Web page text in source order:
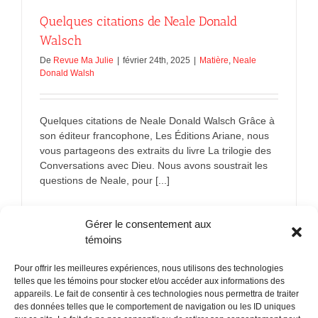
Gérer le consentement aux
témoins
Pour offrir les meilleures expériences, nous utilisons des technologies
telles que les témoins pour stocker et/ou accéder aux informations des
appareils. Le fait de consentir à ces technologies nous permettra de traiter
des données telles que le comportement de navigation ou les ID uniques
Quelques citations de Neale Donald
Walsch
De Revue Ma Julie | février 24th, 2025 | Matière Neale
Donald Walsh
Quelques citations de Neale Donald Walsch Grâce à
son éditeur francophone, Les Éditions Ariane, nous
vous partageons des extraits du livre La trilogie des
Conversations avec Dieu. Nous avons soustrait les
questions de Neale, pour [...]
citations